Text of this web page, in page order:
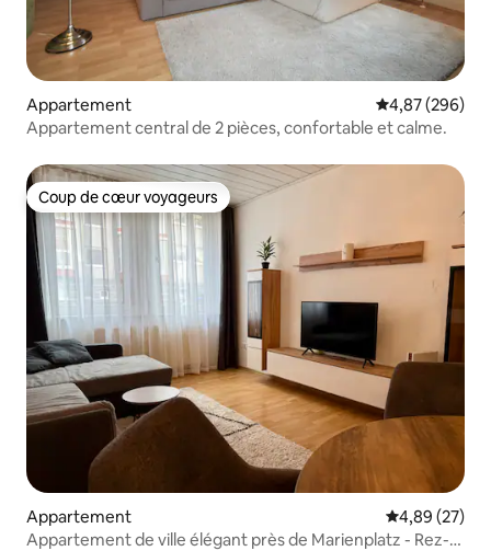
Appartement Évaluation
4,87 (296)
Appartement central de 2 pièces, confortable et calme.
Coup de cœur voyageurs
Coup de cœur voyageurs
Appartement Évaluation
4,89 (27)
Appartement de ville élégant près de Marienplatz - Rez-